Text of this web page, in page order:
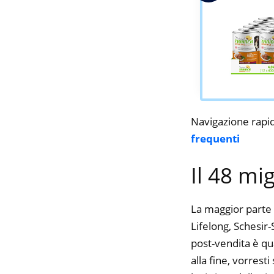
Navigazione
frequenti
Il 48
La maggior
Lifelong,
post-vendita è
alla fine, vorresti